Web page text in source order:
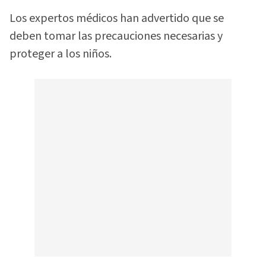
Los expertos médicos han advertido que se
deben tomar las precauciones necesarias y
proteger a los niños.